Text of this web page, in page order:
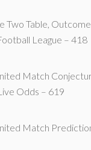
Two Table,
League – 418
Match
Odds – 619
Match